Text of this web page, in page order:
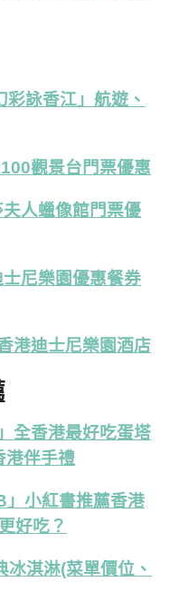
詠香江」航遊、
觀景台門票優惠
夫人蠟像館門票優
士尼樂園優惠餐券
港迪士尼樂園酒店
全香港最好吃蛋塔
港伴手禮
小紅書推薦香港
好吃？
淇淋(菜單價位、